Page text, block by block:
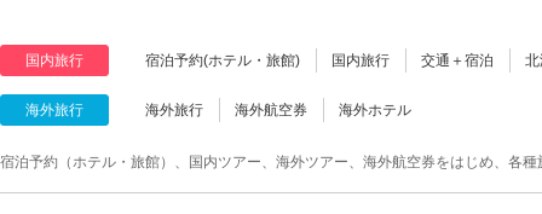
国内旅行 宿泊予約(ホテル・旅館) 国内旅行 交通＋宿泊
海外旅行 海外旅行 海外航空券 海外ホテル
宿泊予約（ホテル・旅館）、国内ツアー、海外ツアー、海外航空券をはじめ、各